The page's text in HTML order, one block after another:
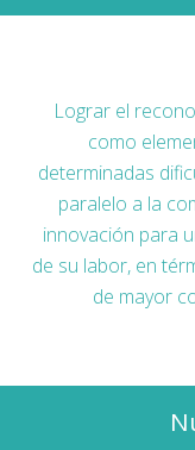
Lograr el
como
determinadas
paralelo a la
innovación para
de su labor, en
de mayor